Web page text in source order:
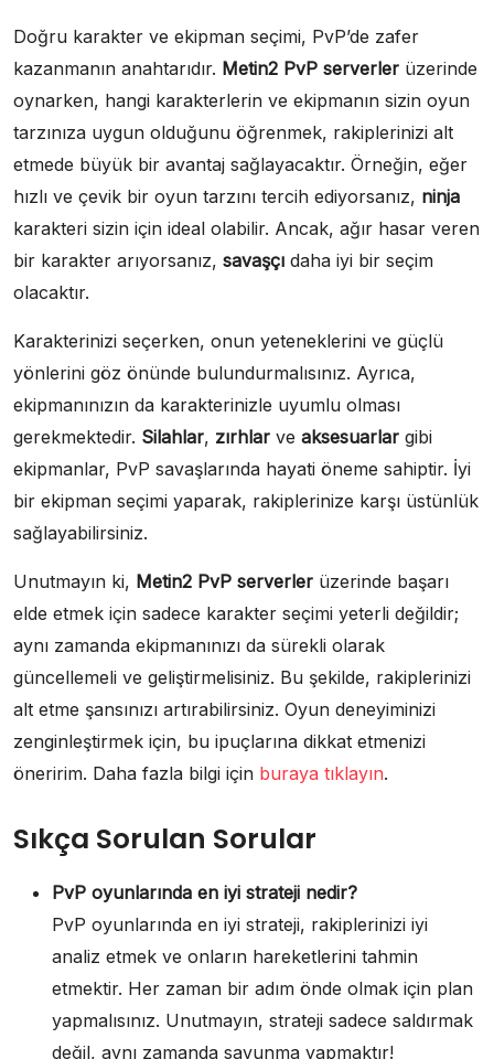
Doğru karakter ve ekipman seçimi, PvP’de zafer
kazanmanın anahtarıdır. Metin2 PvP serverler üzerinde
oynarken, hangi karakterlerin ve ekipmanın sizin oyun
tarzınıza uygun olduğunu öğrenmek, rakiplerinizi alt
etmede büyük bir avantaj sağlayacaktır. Örneğin, eğer
hızlı ve çevik bir oyun tarzını tercih ediyorsanız, ninja
karakteri sizin için ideal olabilir. Ancak, ağır hasar veren
bir karakter arıyorsanız, savaşçı daha iyi bir seçim
olacaktır.
Karakterinizi seçerken, onun yeteneklerini ve güçlü
yönlerini göz önünde bulundurmalısınız. Ayrıca,
ekipmanınızın da karakterinizle uyumlu olması
gerekmektedir. Silahlar, zırhlar ve aksesuarlar gibi
ekipmanlar, PvP savaşlarında hayati öneme sahiptir. İyi
bir ekipman seçimi yaparak, rakiplerinize karşı üstünlük
sağlayabilirsiniz.
Unutmayın ki, Metin2 PvP serverler üzerinde başarı
elde etmek için sadece karakter seçimi yeterli değildir;
aynı zamanda ekipmanınızı da sürekli olarak
güncellemeli ve geliştirmelisiniz. Bu şekilde, rakiplerinizi
alt etme şansınızı artırabilirsiniz. Oyun deneyiminizi
zenginleştirmek için, bu ipuçlarına dikkat etmenizi
öneririm. Daha fazla bilgi için buraya tıklayın.
Sıkça Sorulan Sorular
PvP oyunlarında en iyi strateji nedir?
PvP oyunlarında en iyi strateji, rakiplerinizi iyi
analiz etmek ve onların hareketlerini tahmin
etmektir. Her zaman bir adım önde olmak için plan
yapmalısınız. Unutmayın, strateji sadece saldırmak
değil, aynı zamanda savunma yapmaktır!